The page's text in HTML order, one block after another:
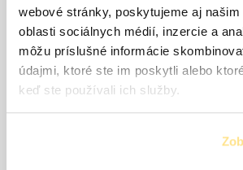
webové stránky, poskytujeme aj
oblasti sociálnych médií, inzercie a
môžu príslušné informácie
údajmi, ktoré ste im poskytli alebo
keď ste používali ich služby.
Drevo a materiály na báze dreva:
Obrúste ostré hrany a odstráňte extraktívne
napr. živica.
Povrch prebrúste zrnitosťou P120-P150.
Vlhkosť pri listnatých drevinách by nemala
Vlhkosť pri ihličnatých drevinách by nemala
Odstráňte z kovu všetky zvyšky
Mastné alebo olejové nečistoty dôkladne